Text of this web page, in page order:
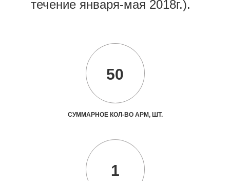
течение января-мая 2018г.).
50
СУММАРНОЕ КОЛ-ВО АРМ, ШТ.
1